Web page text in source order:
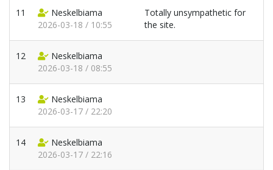
11
Neskelbiama
2026-03-18 / 10:55
Totally unsympathetic for
the site.
12
Neskelbiama
2026-03-18 / 08:55
13
Neskelbiama
2026-03-17 / 22:20
14
Neskelbiama
2026-03-17 / 22:16